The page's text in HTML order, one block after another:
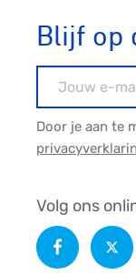
Blijf op
Door je aan te
Volg ons